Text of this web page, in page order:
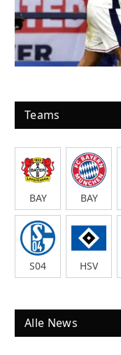
Teams
BAY BAY
S04 HSV
Alle News